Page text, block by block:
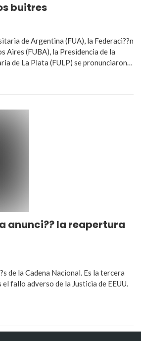
buitres
de Argentina (FUA), la Federaci??n
Aires (FUBA), la Presidencia de la
de La Plata (FULP) se pronunciaron…
anunci?? la reapertura
de la Cadena Nacional. Es la tercera
fallo adverso de la Justicia de EEUU.